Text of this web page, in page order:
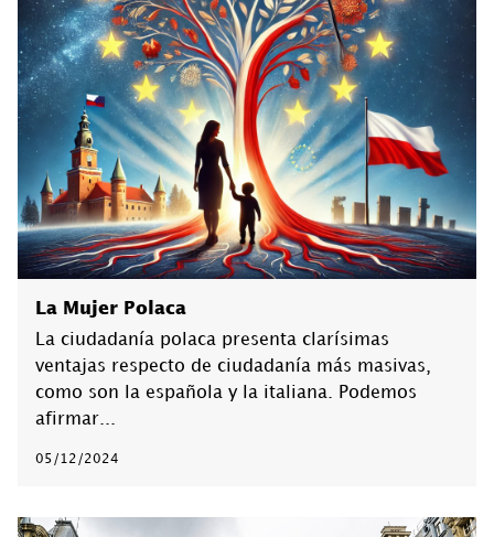
La Mujer Polaca
La ciudadanía polaca presenta clarísimas
ventajas respecto de ciudadanía más masivas,
como son la española y la italiana. Podemos
afirmar...
05/12/2024